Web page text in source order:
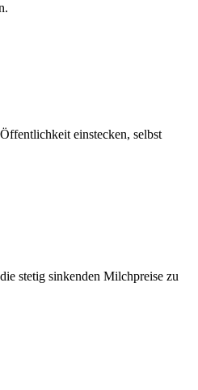
einstecken, selbst
stetig sinkenden Milchpreise zu